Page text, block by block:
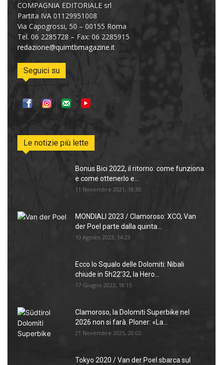
COMPAGNIA EDITORIALE srl
Partita IVA 01129951008
Via Capogrossi, 50 – 00155 Roma
Tel. 06 2285728 – Fax: 06 2285915
redazione@quimtbmagazine.it
Seguici su
Le notizie più lette
Bonus Bici 2022, il ritorno: come funziona
e come ottenerlo e...
11 Novembre 2021, 18:30
MONDIALI 2023 / Clamoroso: XCO, Van
der Poel parte dalla quinta...
10 Agosto 2023, 14:23
Ecco lo Squalo delle Dolomiti: Nibali
chiude in 5h22’32, la Hero...
17 Giugno 2023, 18:15
Clamoroso, la Dolomiti Superbike nel
2026 non si farà. Ploner: «La...
21 Novembre 2025, 20:02
Tokyo 2020 / Van der Poel sbarca sul